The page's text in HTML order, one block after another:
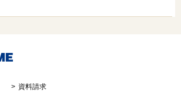
資料請求